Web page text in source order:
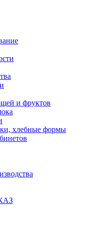
и фруктов
хлебные формы